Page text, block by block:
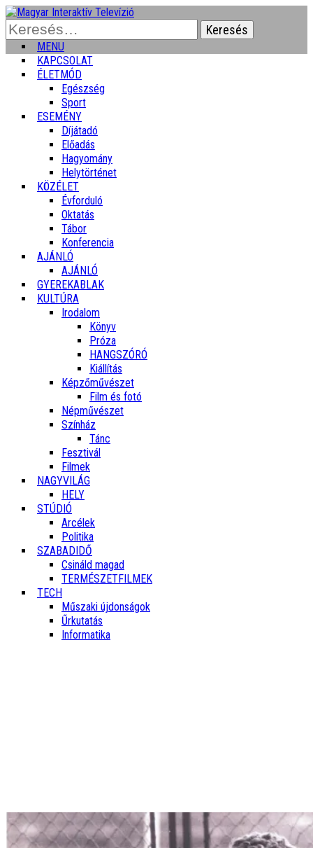
Keresés:
MENU
KAPCSOLAT
ÉLETMÓD
Egészség
Sport
ESEMÉNY
Díjátadó
Előadás
Hagyomány
Helytörténet
KÖZÉLET
Évforduló
Oktatás
Tábor
Konferencia
AJÁNLÓ
AJÁNLÓ
GYEREKABLAK
KULTÚRA
Irodalom
Könyv
Próza
HANGSZÓRÓ
Kiállítás
Képzőművészet
Film és fotó
Népművészet
Színház
Tánc
Fesztivál
Filmek
NAGYVILÁG
HELY
STÚDIÓ
Arcélek
Politika
SZABADIDŐ
Csináld magad
TERMÉSZETFILMEK
TECH
Műszaki újdonságok
Űrkutatás
Informatika